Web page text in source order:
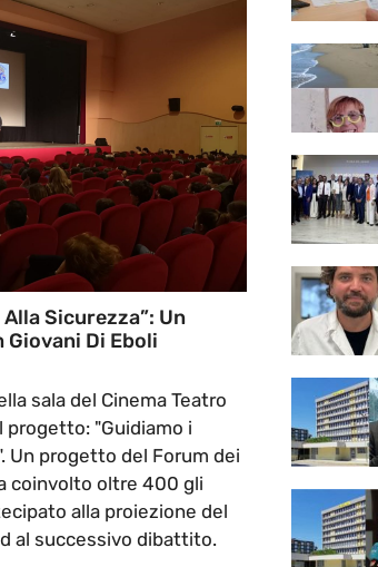
Sicurezza”: Un
Di Eboli
sala del Cinema Teatro
progetto: "Guidiamo i
Un progetto del Forum dei
coinvolto oltre 400 gli
alla proiezione del
al successivo dibattito.